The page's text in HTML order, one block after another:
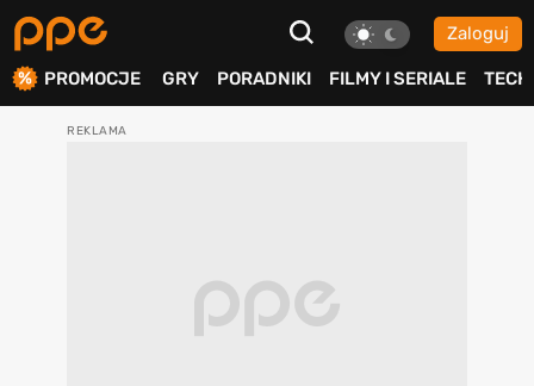
Zaloguj
PROMOCJE GRY PORADNIKI FILMY I SERIALE TECH